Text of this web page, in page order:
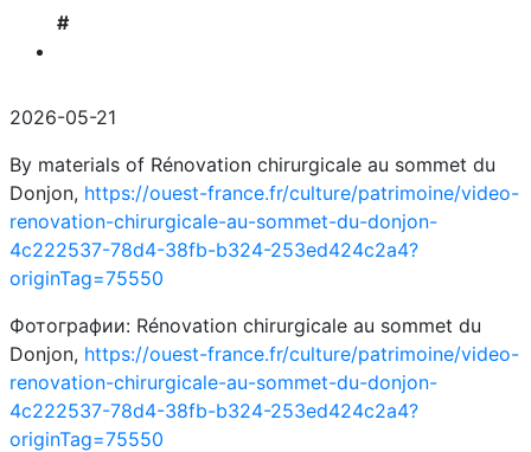
#
2026-05-21
By materials of Rénovation chirurgicale au sommet du
Donjon, https://ouest-france.fr/culture/patrimoine/video-
renovation-chirurgicale-au-sommet-du-donjon-
4c222537-78d4-38fb-b324-253ed424c2a4?
originTag=75550
Фотографии: Rénovation chirurgicale au sommet du
Donjon, https://ouest-france.fr/culture/patrimoine/video-
renovation-chirurgicale-au-sommet-du-donjon-
4c222537-78d4-38fb-b324-253ed424c2a4?
originTag=75550